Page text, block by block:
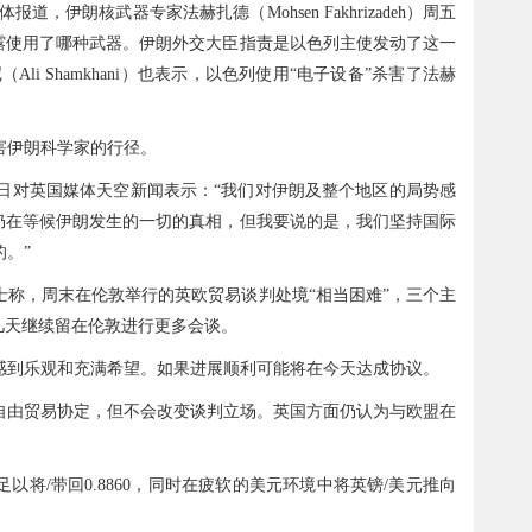
道，伊朗核武器专家法赫扎德（Mohsen Fakhrizadeh）周五
用了哪种武器。伊朗外交大臣指责是以色列主使发动了这一
Ali Shamkhani）也表示，以色列使用“电子设备”杀害了法赫
朗科学家的行径。
对英国媒体天空新闻表示：“我们对伊朗及整个地区的局势感
等候伊朗发生的一切的真相，但我要说的是，我们坚持国际
。”
，周末在伦敦举行的英欧贸易谈判处境“相当困难”，三个主
继续留在伦敦进行更多会谈。
乐观和充满希望。如果进展顺利可能将在今天达成协议。
贸易协定，但不会改变谈判立场。英国方面仍认为与欧盟在
将/带回0.8860，同时在疲软的美元环境中将英镑/美元推向